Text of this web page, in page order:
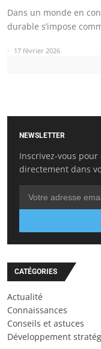
Dans un monde en
durable s’impose
17 février 2026
NEWSLETTER
Inscrivez-vous
directement dans
CATÉGORIES
Actualité
Connaissances
Conseils et astuces
Développement